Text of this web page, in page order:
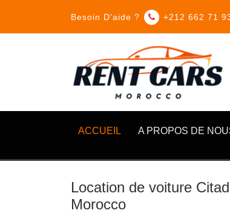
Besoin D'aide ? +212 662 71
ACCUEIL A PROPOS DE
Location de voiture
Morocco